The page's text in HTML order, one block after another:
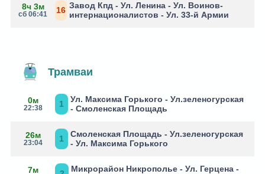
8ч 3м
сб 06:41 16 Завод Кпд - Ул. Ленина - Ул. Воинов-
интернационалистов - Ул. 33-й Армии
Трамваи
0м
22:38 1
Ул. Максима Горького - Ул.зеленогурская
- Смоленская Площадь
26м
23:04 1
Смоленская Площадь - Ул.зеленогурская
- Ул. Максима Горького
7м
Микрорайон Никрополье - Ул. Герцена -